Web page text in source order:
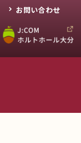
お問い合わせ